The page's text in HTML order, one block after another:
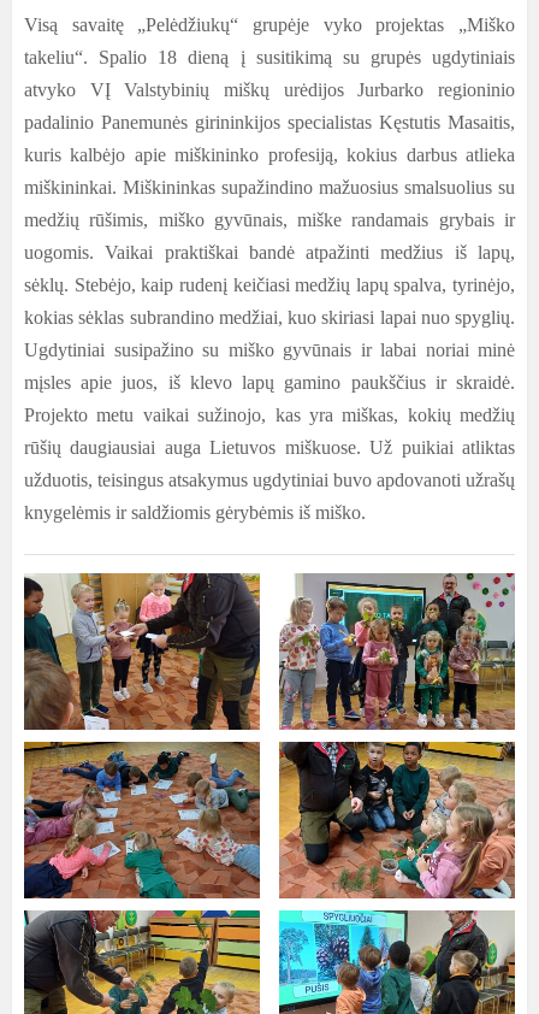
Visą savaitę „Pelėdžiukų“ grupėje vyko projektas „Miško
takeliu“. Spalio 18 dieną į susitikimą su grupės ugdytiniais
atvyko VĮ Valstybinių miškų urėdijos Jurbarko regioninio
padalinio Panemunės girininkijos specialistas Kęstutis Masaitis,
kuris kalbėjo apie miškininko profesiją, kokius darbus atlieka
miškininkai. Miškininkas supažindino mažuosius smalsuolius su
medžių rūšimis, miško gyvūnais, miške randamais grybais ir
uogomis. Vaikai praktiškai bandė atpažinti medžius iš lapų,
sėklų. Stebėjo, kaip rudenį keičiasi medžių lapų spalva, tyrinėjo,
kokias sėklas subrandino medžiai, kuo skiriasi lapai nuo spyglių.
Ugdytiniai susipažino su miško gyvūnais ir labai noriai minė
mįsles apie juos, iš klevo lapų gamino paukščius ir skraidė.
Projekto metu vaikai sužinojo, kas yra miškas, kokių medžių
rūšių daugiausiai auga Lietuvos miškuose. Už puikiai atliktas
užduotis, teisingus atsakymus ugdytiniai buvo apdovanoti užrašų
knygelėmis ir saldžiomis gėrybėmis iš miško.